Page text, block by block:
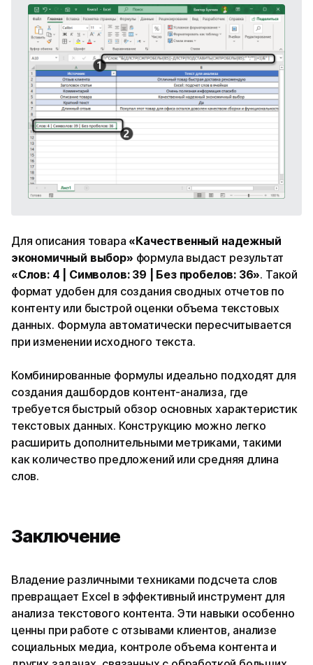
Для описания товара «Качественный надежный
экономичный выбор» формула выдаст результат
«Слов: 4 | Символов: 39 | Без пробелов: 36». Такой
формат удобен для создания сводных отчетов по
контенту или быстрой оценки объема текстовых
данных. Формула автоматически пересчитывается
при изменении исходного текста.
Комбинированные формулы идеально подходят для
создания дашбордов контент-анализа, где
требуется быстрый обзор основных характеристик
текстовых данных. Конструкцию можно легко
расширить дополнительными метриками, такими
как количество предложений или средняя длина
слов.
Заключение
Владение различными техниками подсчета слов
превращает Excel в эффективный инструмент для
анализа текстового контента. Эти навыки особенно
ценны при работе с отзывами клиентов, анализе
социальных медиа, контроле объема контента и